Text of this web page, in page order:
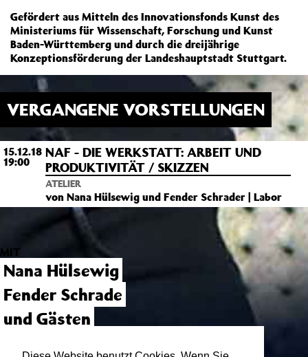
Gefördert aus Mitteln des Innovationsfonds Kunst des
Ministeriums für Wissenschaft, Forschung und Kunst
Baden-Württemberg und durch die dreijährige
Konzeptionsförderung der Landeshauptstadt Stuttgart.
VERGANGENE VORSTELLUNGEN
15.12.18
19:00
NAF - DIE WERKSTATT: ARBEIT UND
PRODUKTIVITÄT / SKIZZEN
ATELIER
von Nana Hülsewig und Fender Schrader | Labor
MIT
Nana Hülsewig
Fender Schrade
und Gästen